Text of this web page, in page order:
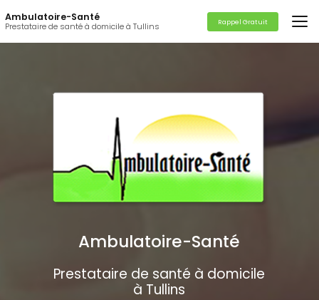
au
contenu
principal
Ambulatoire-Santé
Prestataire de santé à domicile à Tullins Rappel Gratuit
Ambulatoire-Santé
Prestataire de santé à domicile
à Tullins